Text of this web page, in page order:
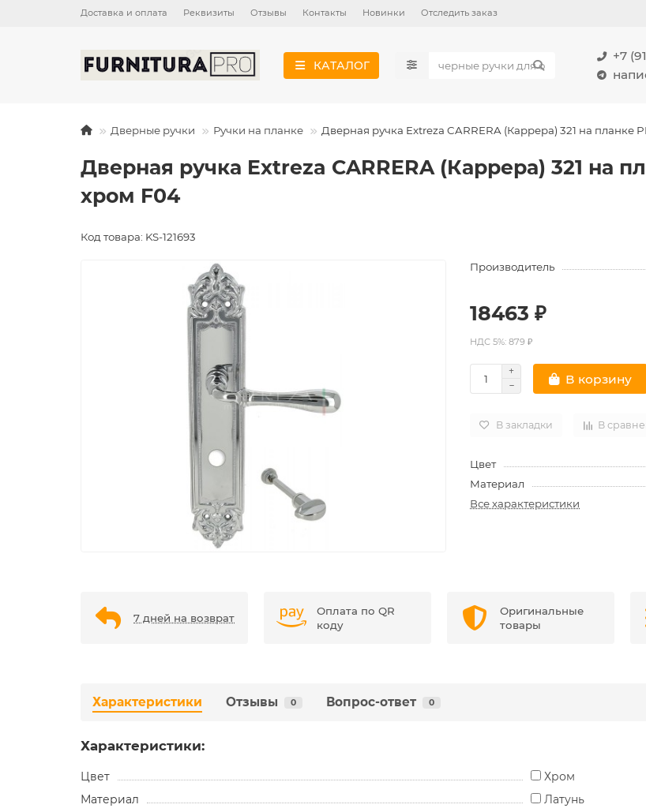
Доставка и оплата Реквизиты Отзывы Контакты Новинки Отследить заказ
КАТАЛОГ
+7
Дверные ручки Ручки на планке Дверная ручка Extreza CARRERA (Каррера) 321 на планке
Дверная ручка Extreza CARRERA (Каррера) 321 на
хром F04
Код товара: KS-121693
Производитель
18463 ₽
НДС 5%: 879 ₽
В корзину
В закладки В
Цвет
Материал
Все характеристики
7 дней на возврат
Оплата по QR
коду
Оригинальные
товары
Характеристики Отзывы 0 Вопрос-ответ 0
Характеристики:
Цвет
Хром
Материал
Латунь